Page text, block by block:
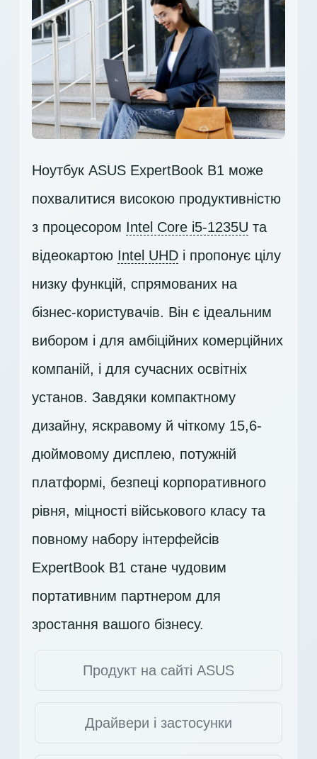
Ноутбук ASUS ExpertBook B1 може
похвалитися високою продуктивністю
з процесором Intel Core i5-1235U та
відеокартою Intel UHD і пропонує цілу
низку функцій, спрямованих на
бізнес-користувачів. Він є ідеальним
вибором і для амбіційних комерційних
компаній, і для сучасних освітніх
установ. Завдяки компактному
дизайну, яскравому й чіткому 15,6-
дюймовому дисплею, потужній
платформі, безпеці корпоративного
рівня, міцності військового класу та
повному набору інтерфейсів
ExpertBook B1 стане чудовим
портативним партнером для
зростання вашого бізнесу.
Продукт на сайті ASUS
Драйвери і застосунки